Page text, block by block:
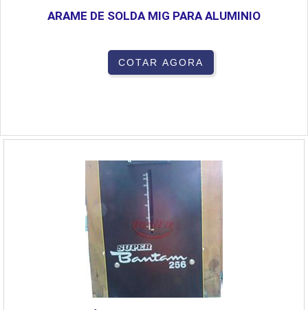
ARAME DE SOLDA MIG PARA ALUMINIO
COTAR AGORA